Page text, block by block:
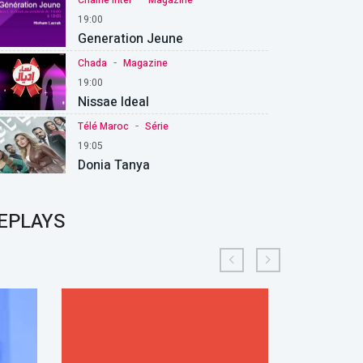
19:00
Generation Jeune
Chada - Magazine
19:00
Nissae Ideal
Télé Maroc - Série
19:05
Donia Tanya